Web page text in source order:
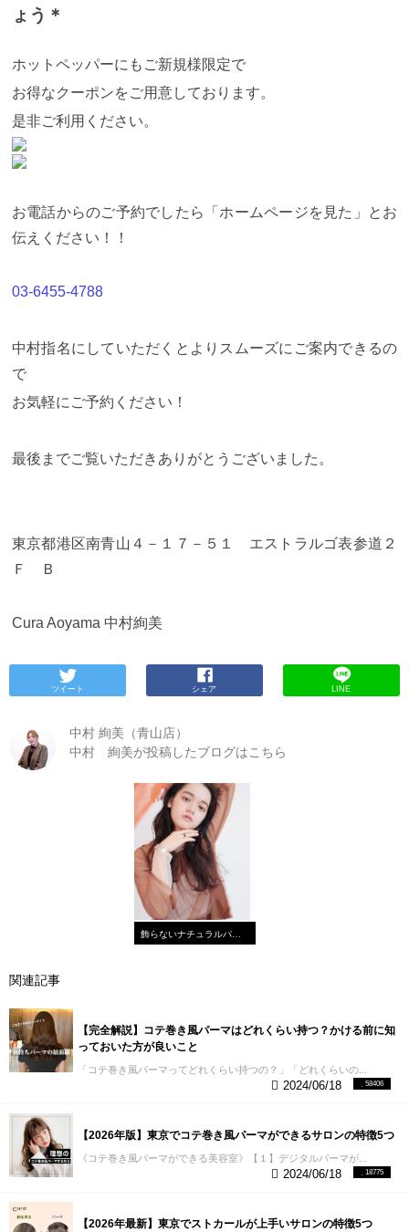
ょう＊
ホットペッパーにもご新規様限定で
お得なクーポンをご用意しております。
是非ご利用ください。
お電話からのご予約でしたら「ホームページを見た」とお
伝えください！！
03-6455-4788
中村指名にしていただくとよりスムーズにご案内できるの
で
お気軽にご予約ください！
最後までご覧いただきありがとうございました。
東京都港区南青山４－１７－５１ エストラルゴ表参道２
Ｆ Ｂ
Cura Aoyama 中村絢美
ツイート シェア LINE
中村 絢美（青山店）
中村 絢美が投稿したブログはこちら
飾らないナチュラルパーマ
関連記事
【完全解説】コテ巻き風パーマはどれくらい持つ？かける前に知
っておいた方が良いこと
「コテ巻き風パーマってどれくらい持つの？」「どれくらいの...
58406
2024/06/18
【2026年版】東京でコテ巻き風パーマができるサロンの特徴5つ
《コテ巻き風パーマができる美容室》【１】デジタルパーマが...
18775
2024/06/18
【2026年最新】東京でストカールが上手いサロンの特徴5つ